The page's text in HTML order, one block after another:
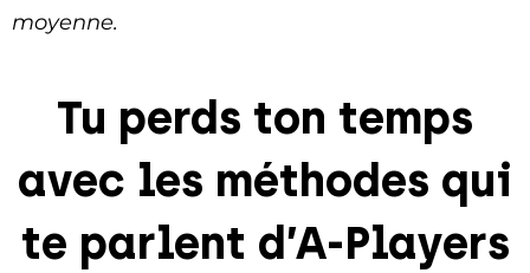
moyenne.
Tu perds ton temps
avec les méthodes qui
te parlent d’A-Players